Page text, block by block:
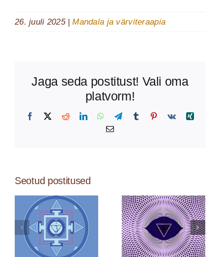
26. juuli 2025 | Mandala ja värviteraapia
Jaga seda postitust! Vali oma
platvorm!
Facebook RedditLinkedInWhatsApp
TelegramTumblr Pinterest
Vk
Xing
Email
Seotud postitused